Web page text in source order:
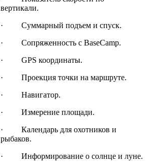
вертикали.
· Суммарный подъем и спуск.
· Сопряженность с BaseCamp.
· GPS координаты.
· Проекция точки на маршруте.
· Навигатор.
· Измерение площади.
· Календарь для охотников и
рыбаков.
· Информирование о солнце и луне.